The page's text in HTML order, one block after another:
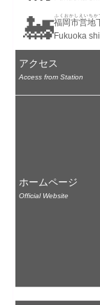
🚂福岡市営地
ふくおかしえいちか
Fukuoka
アクセス
Access from Station
ホームページ
Official Website